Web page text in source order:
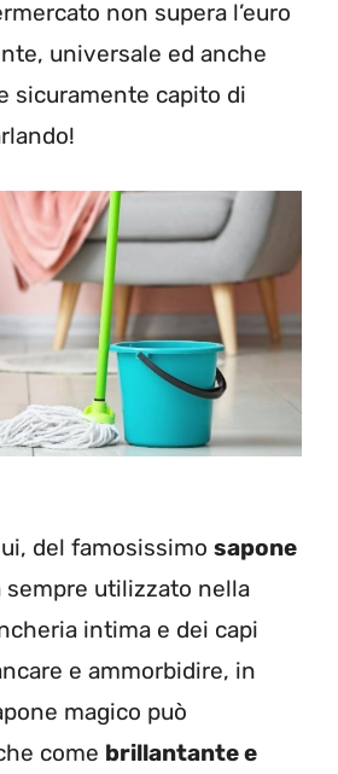
non supera l’euro
universale ed anche
sicuramente capito di
del famosissimo sapone
sempre utilizzato nella
intima e dei capi
e ammorbidire, in
magico può
come brillantante e